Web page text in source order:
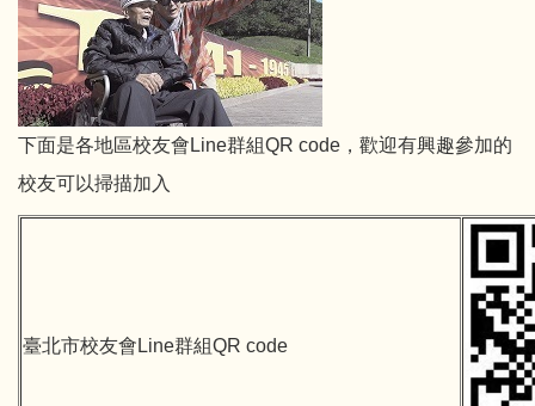
下面是各地區校友會Line群組QR code，歡迎有興趣參加的
校友可以掃描加入
臺北市校友會Line群組QR code